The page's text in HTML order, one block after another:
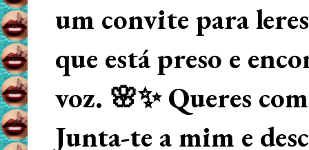
um convite para
que está preso e
voz. 🌸✨ Queres
Junta-te a mim e